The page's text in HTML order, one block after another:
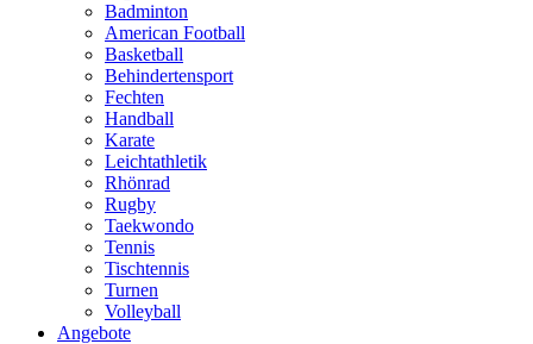
Badminton
American Football
Basketball
Behindertensport
Fechten
Handball
Karate
Leichtathletik
Rhönrad
Rugby
Taekwondo
Tennis
Tischtennis
Turnen
Volleyball
Angebote